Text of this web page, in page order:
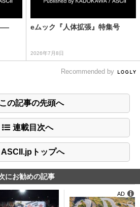
eムック『人体拡張』特集号
2026年7月8日
Recommended by
この記事の先頭へ
連載目次へ
ASCII.jpトップへ
にお勧めの記事
AD